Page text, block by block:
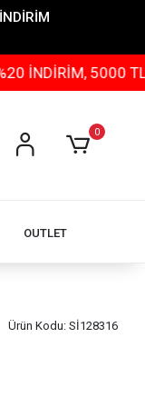
5000 TL
0
OUTLET
Ürün Kodu: Sİ128316